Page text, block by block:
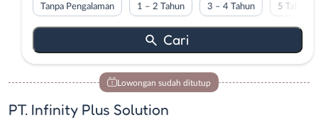
Tanpa Pengalaman 1 – 2 Tahun 3 – 4 Tahun 5 Tahun
Lowongan sudah ditutup
PT. Infinity Plus Solution